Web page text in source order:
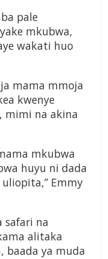
pale
mkubwa,
wakati huo
mama mmoja
kwenye
mimi na akina
mkubwa
huyu ni dada
Emmy
safari na
alitaka
baada ya muda